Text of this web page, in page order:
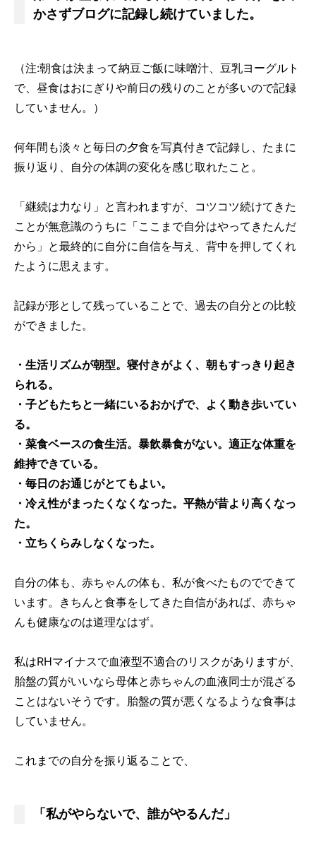
かさずブログに記録し続けていました。
（注:朝食は決まって納豆ご飯に味噌汁、豆乳ヨーグルト
で、昼食はおにぎりや前日の残りのことが多いので記録
していません。）
何年間も淡々と毎日の夕食を写真付きで記録し、たまに
振り返り、自分の体調の変化を感じ取れたこと。
「継続は力なり」と言われますが、コツコツ続けてきた
ことが無意識のうちに「ここまで自分はやってきたんだ
から」と最終的に自分に自信を与え、背中を押してくれ
たように思えます。
記録が形として残っていることで、過去の自分との比較
ができました。
・生活リズムが朝型。寝付きがよく、朝もすっきり起き
られる。
・子どもたちと一緒にいるおかげで、よく動き歩いてい
る。
・菜食ベースの食生活。暴飲暴食がない。適正な体重を
維持できている。
・毎日のお通じがとてもよい。
・冷え性がまったくなくなった。平熱が昔より高くなっ
た。
・立ちくらみしなくなった。
自分の体も、赤ちゃんの体も、私が食べたものでできて
います。きちんと食事をしてきた自信があれば、赤ちゃ
んも健康なのは道理なはず。
私はRHマイナスで血液型不適合のリスクがありますが、
胎盤の質がいいなら母体と赤ちゃんの血液同士が混ざる
ことはないそうです。胎盤の質が悪くなるような食事は
していません。
これまでの自分を振り返ることで、
「私がやらないで、誰がやるんだ」